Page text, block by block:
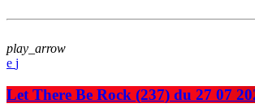
play_arrow
Let There Be Rock (237) du 27 07